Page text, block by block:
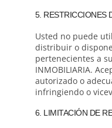
5. RESTRICCIONES
Usted no puede
distribuir o
pertenecientes a
INMOBILIARIA.
autorizado o
infringiendo o
6. LIMITACIÓN DE